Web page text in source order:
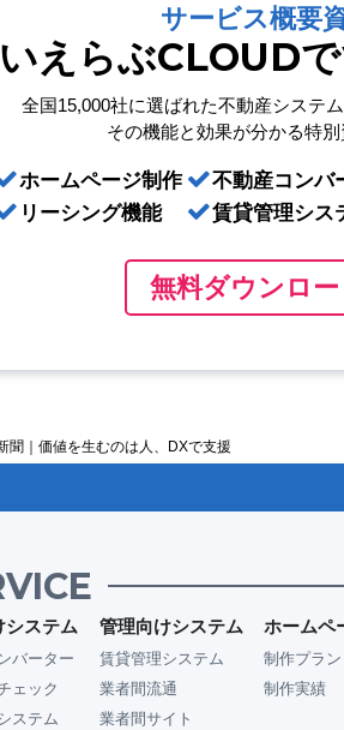
サービス概要
いえらぶCLOUD
全国15,000社に選ばれた不動産システ
その機能と効果が分かる特別
ホームページ制作
リーシング機能
不動産コンバ
賃貸管理シス
無料ダウンロー
聞｜価値を生むのは人、DXで支援
システム
バーター
ェック
ステム
管理向けシステム
賃貸管理システム
業者間流通
業者間サイト
ホームペ
制作プラン
制作実績